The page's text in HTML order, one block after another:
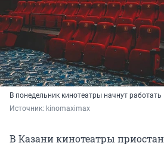
В понедельник кинотеатры начнут
Источник: kinomaximax
В Казани кинотеатры